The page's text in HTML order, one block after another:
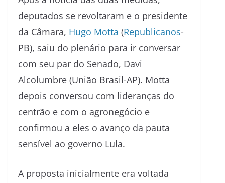
deputados se revoltaram e o presidente
da Câmara, Hugo Motta (Republicanos-
PB), saiu do plenário para ir conversar
com seu par do Senado, Davi
Alcolumbre (União Brasil-AP). Motta
depois conversou com lideranças do
centrão e com o agronegócio e
confirmou a eles o avanço da pauta
sensível ao governo Lula.
A proposta inicialmente era voltada